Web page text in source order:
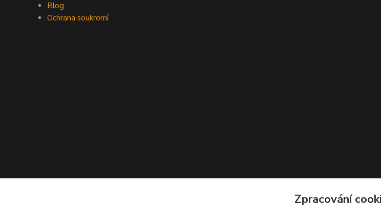
Blog
Ochrana soukromí
Zpracování